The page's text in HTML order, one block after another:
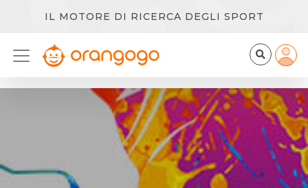
IL MOTORE DI RICERCA DEGLI SPORT